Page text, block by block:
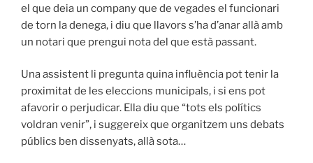
el que deia un company que de vegades el funcionari
de torn la denega, i diu que llavors s’ha d’anar allà amb
un notari que prengui nota del que està passant.
Una assistent li pregunta quina influència pot tenir la
proximitat de les eleccions municipals, i si ens pot
afavorir o perjudicar. Ella diu que “tots els polítics
voldran venir”, i suggereix que organitzem uns debats
públics ben dissenyats, allà sota…